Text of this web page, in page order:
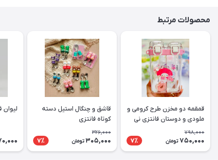
محصولات مرتبط
قمقمه دو مخزن طرح کرومی و
ملودی و دوستان فانتزی نی
دار و آسان نوش
798,000
750,000 تومان 7٪
قاشق و چنگال استیل دسته
کوتاه فانتزی
326,000
305,000 تومان 7٪
لیوان